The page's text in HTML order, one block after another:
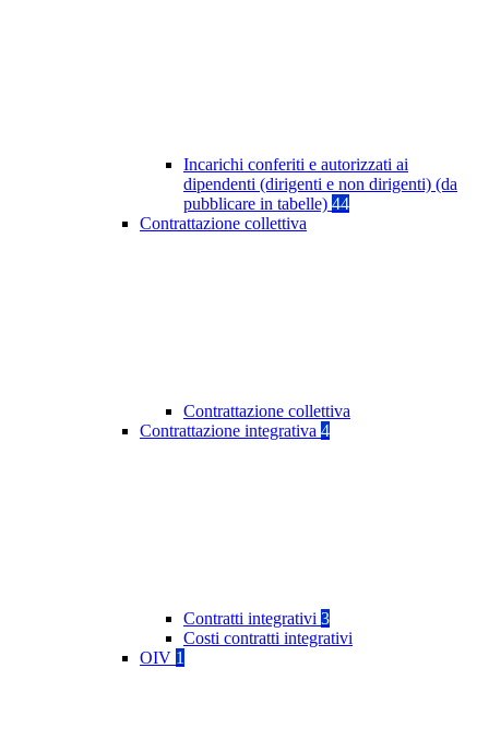
Incarichi conferiti e autorizzati ai
dipendenti (dirigenti e non dirigenti) (da
pubblicare in tabelle) 44
Contrattazione collettiva
Contrattazione collettiva
Contrattazione integrativa 4
Contratti integrativi 3
Costi contratti integrativi
OIV 1